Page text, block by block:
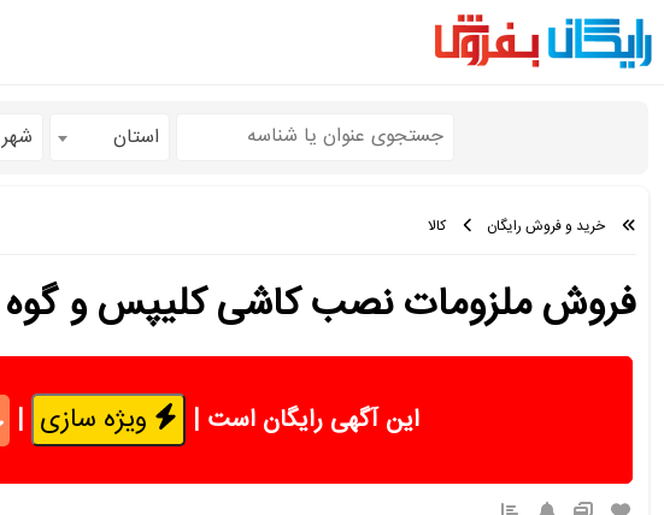
استان شهر
خرید و فروش رایگان کالا
فروش ملزومات نصب کاشی کلیپس و گوه
این آگهی رایگان است | ویژه سازی |